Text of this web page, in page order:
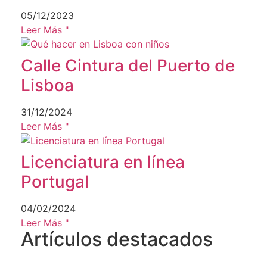
05/12/2023
Leer Más "
Calle Cintura del Puerto de
Lisboa
31/12/2024
Leer Más "
Licenciatura en línea
Portugal
04/02/2024
Leer Más "
Artículos destacados